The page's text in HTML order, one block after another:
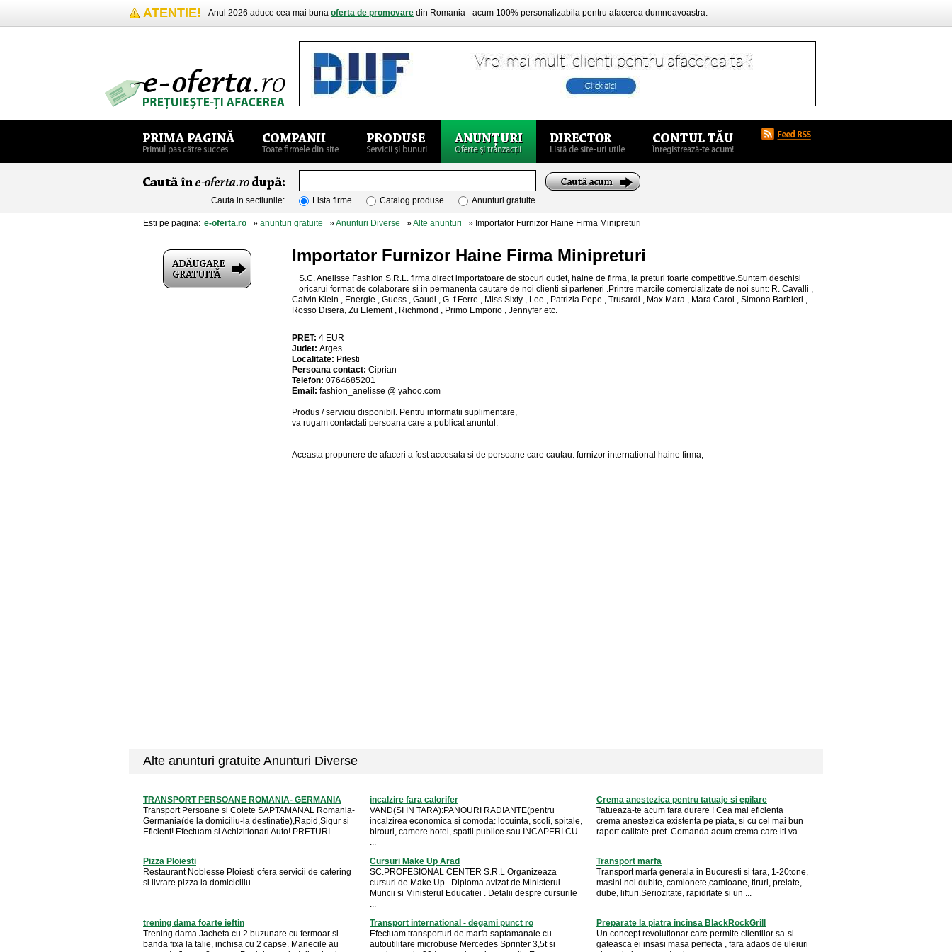
ATENTIE! Anul 2026 aduce cea mai buna oferta de promovare din Romania - acum 100% personalizabila pentru afacerea dumneavoastra.
Cauta in sectiunile: Lista firme Catalog produse Anunturi gratuite
Esti pe pagina: e-oferta.ro » anunturi gratuite »Anunturi Diverse »Alte anunturi » Importator Furnizor Haine Firma Minipreturi
Importator Furnizor Haine Firma Minipreturi
S.C. Anelisse Fashion S.R.L. firma direct importatoare de stocuri outlet, haine de firma, la preturi foarte competitive.Suntem deschisi
oricarui format de colaborare si in permanenta cautare de noi clienti si parteneri .Printre marcile comercializate de noi sunt: R. Cavalli ,
Calvin Klein , Energie , Guess , Gaudi , G. f Ferre , Miss Sixty , Lee , Patrizia Pepe , Trusardi , Max Mara , Mara Carol , Simona Barbieri ,
Rosso Disera, Zu Element , Richmond , Primo Emporio , Jennyfer etc.
PRET: 4 EUR
Judet: Arges
Localitate: Pitesti
Persoana contact: Ciprian
Telefon: 0764685201
Email: fashion_anelisse @ yahoo.com
Produs / serviciu disponibil . Pentru informatii suplimentare,
va rugam contactati persoana care a publicat anuntul.
Aceasta propunere de afaceri a fost accesata si de persoane care cautau: furnizor international haine firma;
Alte anunturi gratuite Anunturi Diverse
TRANSPORT PERSOANE ROMANIA- GERMANIA
Transport Persoane si Colete SAPTAMANAL Romania-
Germania(de la domiciliu-la destinatie),Rapid,Sigur si
Eficient! Efectuam si Achizitionari Auto! PRETURI ...
incalzire fara calorifer
VAND(SI IN TARA):PANOURI RADIANTE(pentru
incalzirea economica si comoda: locuinta, scoli, spitale,
birouri, camere hotel, spatii publice sau INCAPERI CU
...
Crema anestezica pentru tatuaje si epilare
Tatueaza-te acum fara durere ! Cea mai eficienta
crema anestezica existenta pe piata, si cu cel mai bun
raport calitate-pret. Comanda acum crema care iti va ...
Pizza Ploiesti
Restaurant Noblesse Ploiesti ofera servicii de catering
si livrare pizza la domiciciliu.
Cursuri Make Up Arad
SC.PROFESIONAL CENTER S.R.L Organizeaza
cursuri de Make Up . Diploma avizat de Ministerul
Muncii si Ministerul Educatiei . Detalii despre cursurile
...
Transport marfa
Transport marfa generala in Bucuresti si tara, 1-20tone,
masini noi dubite, camionete,camioane, tiruri, prelate,
dube, lifturi.Seriozitate, rapiditate si un ...
trening dama foarte ieftin
Trening dama.Jacheta cu 2 buzunare cu fermoar si
banda fixa la talie, inchisa cu 2 capse. Manecile au
Transport international - degami punct ro
Efectuam transporturi de marfa saptamanale cu
autoutilitare microbuse Mercedes Sprinter 3,5t si
Preparate la piatra incinsa BlackRockGrill
Un concept revolutionar care permite clientilor sa-si
gateasca ei insasi masa perfecta , fara adaos de uleiuri